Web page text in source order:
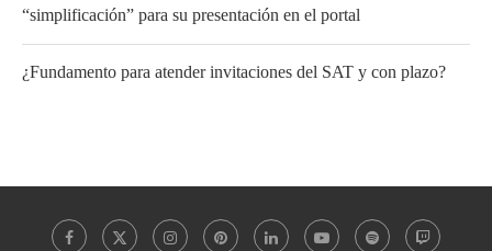
“simplificación” para su presentación en el portal
¿Fundamento para atender invitaciones del SAT y con plazo?